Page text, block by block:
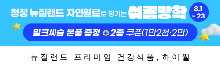
뉴 질 랜 드 프 리 미 엄 건 강 식 품 , 하 이 웰